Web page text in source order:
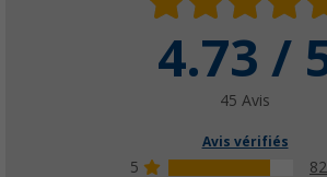
4.73 /
45 Avis
Avis vérifiés
5